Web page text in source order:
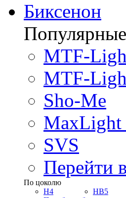
Биксенон
MTF-
MTF-
Sho-Me
MaxLight
SVS
Перейти
По цоколю
H4
HB5